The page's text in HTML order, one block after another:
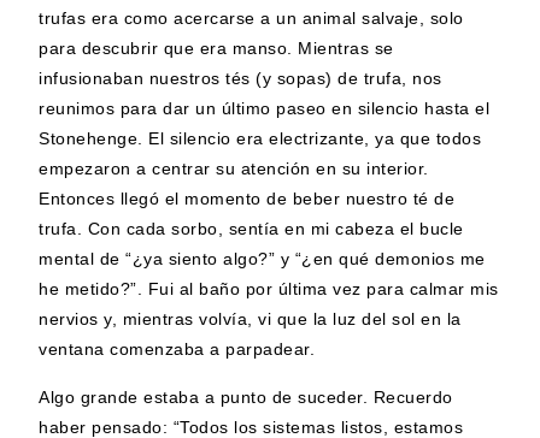
trufas era como acercarse a un animal salvaje, solo
para descubrir que era manso. Mientras se
infusionaban nuestros tés (y sopas) de trufa, nos
reunimos para dar un último paseo en silencio hasta el
Stonehenge. El silencio era electrizante, ya que todos
empezaron a centrar su atención en su interior.
Entonces llegó el momento de beber nuestro té de
trufa. Con cada sorbo, sentía en mi cabeza el bucle
mental de “¿ya siento algo?” y “¿en qué demonios me
he metido?”. Fui al baño por última vez para calmar mis
nervios y, mientras volvía, vi que la luz del sol en la
ventana comenzaba a parpadear.
Algo grande estaba a punto de suceder. Recuerdo
haber pensado: “Todos los sistemas listos, estamos